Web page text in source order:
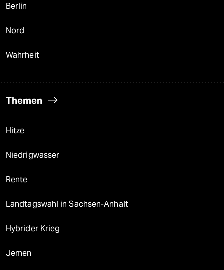
Berlin
Nord
Wahrheit
Themen
Hitze
Niedrigwasser
Rente
Landtagswahl in Sachsen-Anhalt
Hybrider Krieg
Jemen